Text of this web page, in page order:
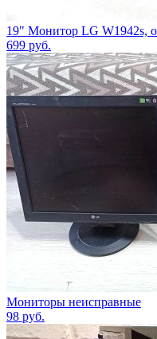
19" Монитор LG W1942s,
699 руб.
Мониторы неисправные
98 руб.